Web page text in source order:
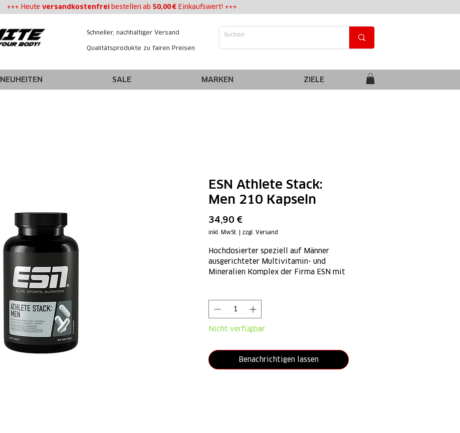
+++ Heute versandkostenfrei bestellen ab 50,00 € Einkaufswert! +++
Schneller, nachhaltiger Versand
Qualitätsprodukte zu fairen Preisen
NEUHEITEN SALE MARKEN ZIELE
ESN Athlete Stack:
Men 210 Kapseln
34,90 €
inkl. MwSt. | zzgl. Versand
Hochdosierter speziell auf Männer
ausgerichteter Multivitamin- und
Mineralien Komplex der Firma ESN mit
Nicht verfügbar
Benachrichtigen lassen